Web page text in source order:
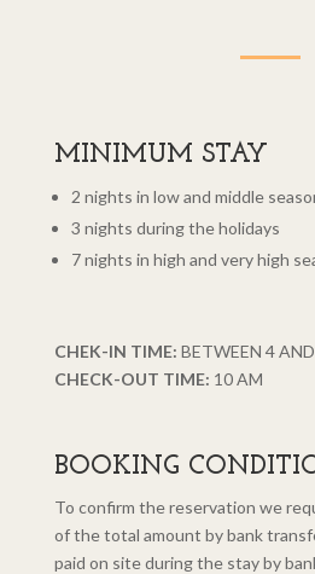
MINIMUM STAY
2 nights in low and middle
3 nights during the holidays
7 nights in high and very high
CHEK-IN TIME: BETWEEN 4
CHECK-OUT TIME: 10 AM
BOOKING
To confirm the reservation we
of the total amount by bank
paid on site during the stay by